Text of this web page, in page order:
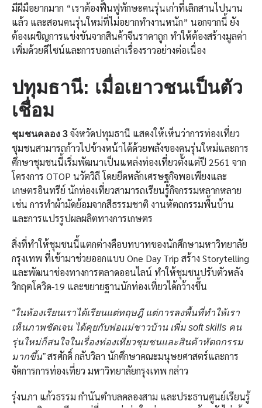
มีฝีมือยากมาก “เราต้องฟื้นฟูทักษะคนรุ่นเก่าที่เลิกสานไปนาน
แล้ว และสอนคนรุ่นใหม่ที่ไม่อยากทำงานหนัก” นอกจากนี้ ยัง
ต้องเผชิญการแข่งขันจากสินค้าจีนราคาถูก ทำให้ต้องสร้างมูลค่า
เพิ่มด้วยดีไซน์และการบอกเล่าเรื่องราวอย่างต่อเนื่อง
ปทุมธานี: เมื่อเยาวชนเป็นตัว
เชื่อม
ชุมชนคลอง 3 จังหวัดปทุมธานี แสดงให้เห็นว่าการท่องเที่ยว
ชุมชนสามารถก้าวไปข้างหน้าได้ด้วยพลังของคนรุ่นใหม่และการ
ศึกษาชุมชนนี้เริ่มพัฒนาเป็นแหล่งท่องเที่ยวตั้งแต่ปี 2561 จาก
โครงการ OTOP นวัตวิถี โดยยึดหลักเศรษฐกิจพอเพียงและ
เกษตรอินทรีย์ นักท่องเที่ยวสามารถเรียนรู้กิจกรรมหลากหลาย
เช่น การทำผ้ามัดย้อมจากสีธรรมชาติ งานหัตถกรรมพื้นบ้าน
และการแปรรูปผลผลิตทางการเกษตร
สิ่งที่ทำให้ชุมชนนี้แตกต่างคือบทบาทของนักศึกษามหาวิทยาลัย
กรุงเทพ ที่เข้ามาช่วยออกแบบ One Day Trip สร้าง Storytelling
และพัฒนาช่องทางการตลาดออนไลน์ ทำให้ชุมชนปรับตัวหลัง
วิกฤตโควิด-19 และขยายฐานนักท่องเที่ยวได้กว้างขึ้น
“ในห้องเรียนเราได้เรียนแต่ทฤษฎี แต่การลงพื้นที่ทำให้เรา
เห็นภาพชัดเจน ได้คุยกับพ่อแม่ชาวบ้าน เพิ่ม soft skills คน
รุ่นใหม่ก็สนใจในเรื่องท่องเที่ยวชุมชนและสินค้าหัตถกรรม
มากขึ้น”สรศักดิ์ กลับวิลา นักศึกษาคณะมนุษยศาสตร์และการ
จัดการการท่องเที่ยว มหาวิทยาลัยกรุงเทพ กล่าว
รุ่งนภา แก้วธรรม กำนันตำบลคลองสาม และประธานศูนย์เรียนรู้